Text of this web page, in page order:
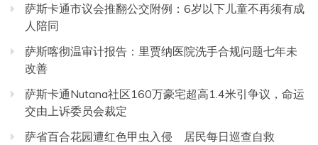
萨斯卡通市议会推翻公交附例：6岁以下儿童不再须有成
人陪同
萨斯喀彻温审计报告：里贾纳医院洗手合规问题七年未
改善
萨斯卡通Nutana社区160万豪宅超高1.4米引争议，命运
交由上诉委员会裁定
萨省百合花园遭红色甲虫入侵 居民每日巡查自救